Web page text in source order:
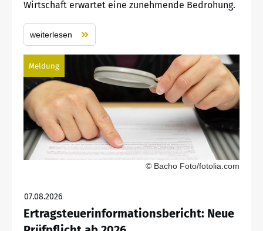
Wirtschaft erwartet eine zunehmende Bedrohung.
weiterlesen
Meldung
© Bacho Foto/fotolia.com
07.08.2026
Ertragsteuerinformationsbericht: Neue